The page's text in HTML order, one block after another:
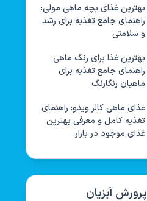
بهترین غذای بچه ماهی مولی:
راهنمای جامع تغذیه برای رشد
و سلامتی
بهترین غذا برای رنگ ماهی:
راهنمای جامع تغذیه برای
ماهیان رنگارنگ
غذای ماهی کالر ویدو: راهنمای
تغذیه کامل و معرفی بهترین
غذای موجود در بازار
آبزیان